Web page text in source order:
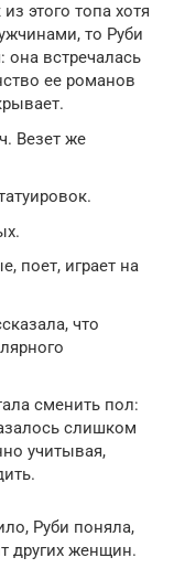
этого топа хотя
то Руби
встречалась
ее романов
Везет же
поет, играет на
что
сменить пол:
слишком
учитывая,
Руби поняла,
других женщин.